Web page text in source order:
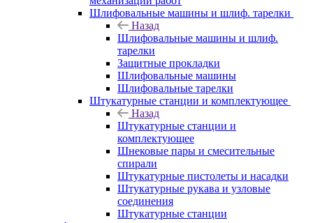
Шлифовальные машины и шлиф. тарелки
Назад
Шлифовальные машины и шлиф.
тарелки
Защитные прокладки
Шлифовальные машины
Шлифовальные тарелки
Штукатурные станции и комплектующее
Назад
Штукатурные станции и
комплектующее
Шнековые пары и смесительные
спирали
Штукатурные пистолеты и насадки
Штукатурные рукава и узловые
соединения
Штукатурные станции